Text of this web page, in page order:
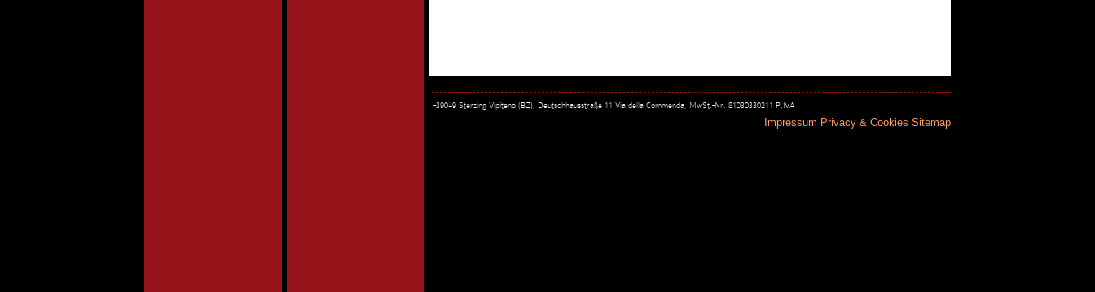
I-39049 Sterzing Vipiteno (BZ), Deutschhausstraße 11 Via della Commenda, MwSt.-Nr. 81030330211 P.IVA
Impressum Privacy & Cookies Sitemap